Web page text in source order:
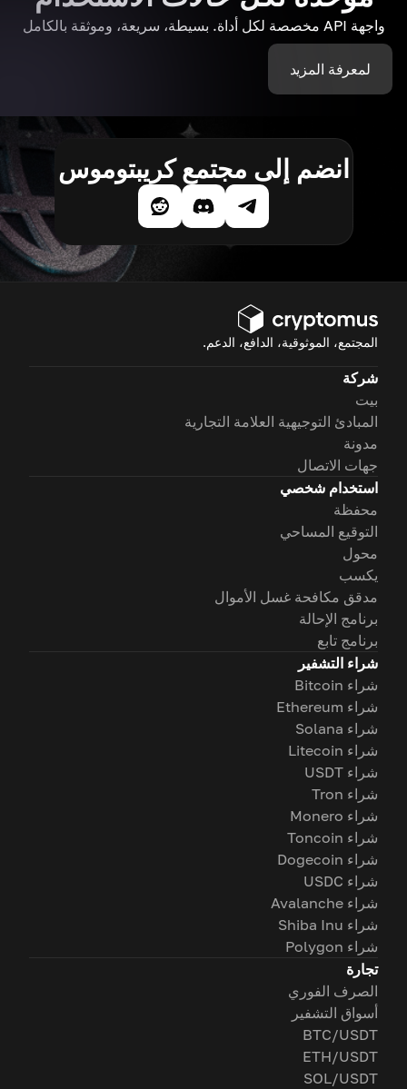
واجهة API مخصصة لكل أداة. بسيطة، سريعة، وموثقة بالكامل
لمعرفة المزيد
انضم إلى مجتمع كريبتوموس
المجتمع، الموثوقية، الدافع، الدعم.
شركة
بيت
المبادئ التوجيهية العلامة التجارية
مدونة
جهات الاتصال
استخدام شخصي
محفظة
التوقيع المساحي
محول
يكسب
مدقق مكافحة غسل الأموال
برنامج الإحالة
برنامج تابع
شراء التشفير
شراء Bitcoin
شراء Ethereum
شراء Solana
شراء Litecoin
شراء USDT
شراء Tron
شراء Monero
شراء Toncoin
شراء Dogecoin
شراء USDC
شراء Avalanche
شراء Shiba Inu
شراء Polygon
تجارة
الصرف الفوري
أسواق التشفير
BTC/USDT
ETH/USDT
SOL/USDT